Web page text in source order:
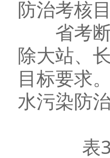
防治考核
省考断
除大站、
目标要求
水污染防
表